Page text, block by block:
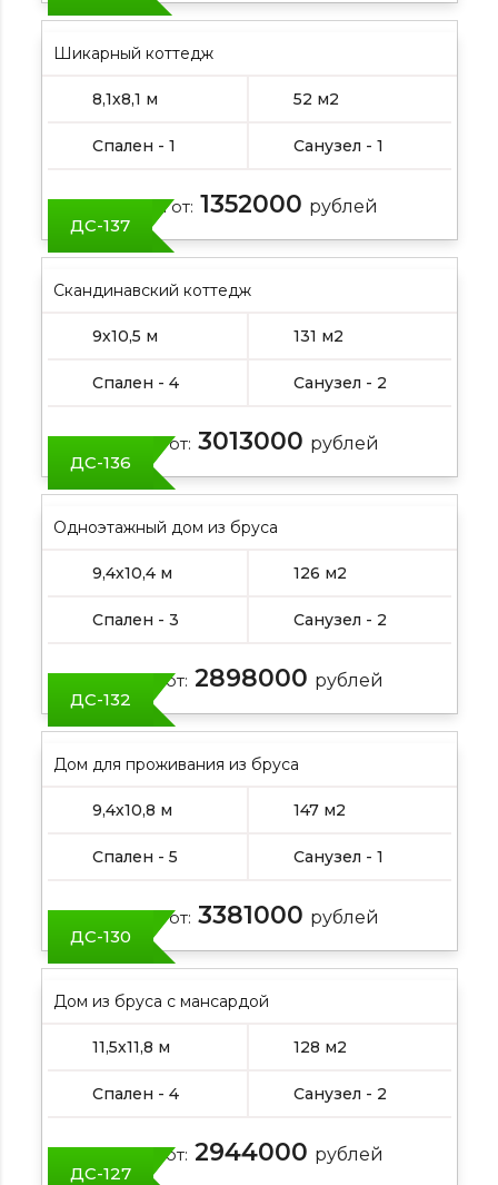
Шикарный коттедж
8,1х8,1 м 52 м2
Спален - 1 Санузел - 1
Цена от: 1352000 рублей
ДС-137
Скандинавский коттедж
9х10,5 м 131 м2
Спален - 4 Санузел - 2
Цена от: 3013000 рублей
ДС-136
Одноэтажный дом из бруса
9,4х10,4 м 126 м2
Спален - 3 Санузел - 2
Цена от: 2898000 рублей
ДС-132
Дом для проживания из бруса
9,4х10,8 м 147 м2
Спален - 5 Санузел - 1
Цена от: 3381000 рублей
ДС-130
Дом из бруса с мансардой
11,5х11,8 м 128 м2
Спален - 4 Санузел - 2
Цена от: 2944000 рублей
ДС-127